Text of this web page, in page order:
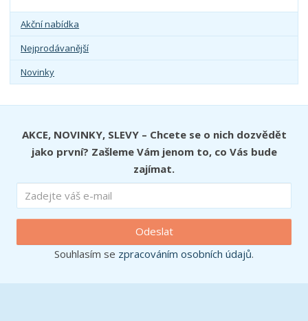
Akční nabídka
Nejprodávanější
Novinky
AKCE, NOVINKY, SLEVY – Chcete se o nich dozvědět
jako první? Zašleme Vám jenom to, co Vás bude
zajímat.
Odeslat
Souhlasím se zpracováním osobních údajů.